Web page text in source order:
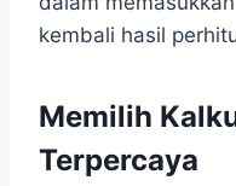
kembali hasil
Memilih
Terpercaya